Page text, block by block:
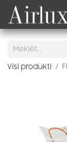
Skip to Content
Visi produkti